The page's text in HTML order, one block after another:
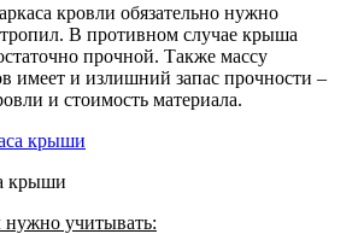
кровли обязательно нужно
В противном случае крыша
прочной. Также массу
имеет и излишний запас прочности –
и стоимость материала.
крыши
нужно учитывать: